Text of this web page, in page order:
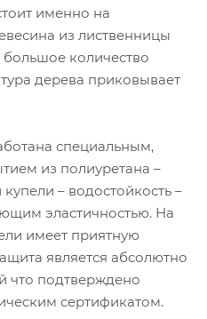
именно на
из лиственницы
количество
дерева приковывает
специальным,
из полиуретана –
– водостойкость –
эластичностью. На
имеет приятную
является абсолютно
что подтверждено
сертификатом.